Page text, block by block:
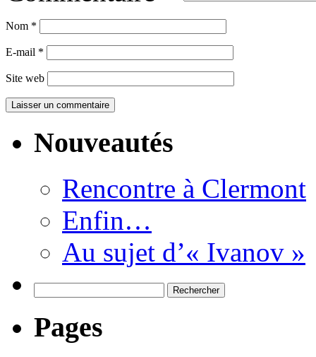
Nom *
E-mail *
Site web
Nouveautés
Rencontre à Clermont
Enfin…
Au sujet d’« Ivanov »
Pages